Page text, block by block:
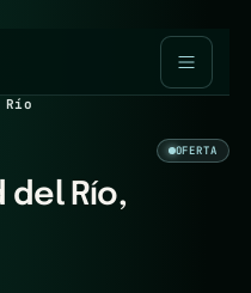
Río
OFERTA
del Río,